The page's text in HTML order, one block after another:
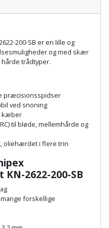
200-SB er en lille og
og med skær
trådtyper.
præcisionsspidser
ved snoning
kæber
til bløde, mellemhårde og
oliehærdet i flere trin
2622-200-SB
forskellige